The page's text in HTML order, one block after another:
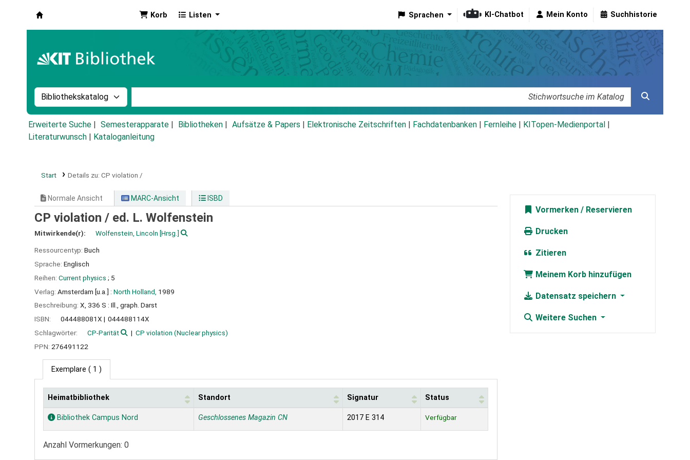
Korb Listen Sprachen KI-Chatbot Mein Konto Suchhistorie
Suche im Katalog nach:
Erweiterte Suche Semesterapparate Bibliotheken Aufsätze & Papers Elektronische Zeitschriften Fachdatenbanken Fernleihe KITopen-Medienportal
Literaturwunsch
Kataloganleitung
Start Details zu: CP violation /
Normale Ansicht MARC-Ansicht ISBD
CP violation / ed. L. Wolfenstein
Mitwirkende(r): Wolfenstein, Lincoln [Hrsg.]
Ressourcentyp: Buch
Sprache: Englisch
Reihen: Current physics ; 5
Verlag: Amsterdam [u.a.] : North Holland, 1989
Beschreibung: X, 336 S : Ill., graph. Darst
ISBN:
044488081X
044488114X
Schlagwörter:
CP-Parität
CP violation (Nuclear physics)
PPN: 276491122
Exemplare ( 1 )
Exemplare
Heimatbibliothek Standort Signatur Status
Bibliothek Campus Nord Geschlossenes Magazin CN 2017 E 314 Verfügbar
Anzahl Vormerkungen: 0
Vormerken
Drucken
Zitieren
Meinem Korb hinzufügen
Datensatz speichern
Weitere Suchen